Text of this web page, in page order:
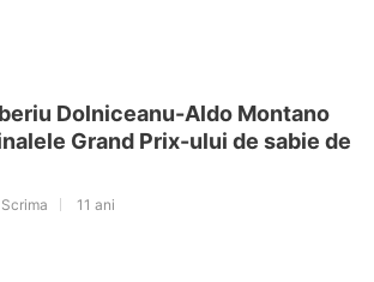
Dolniceanu-Aldo Montano
Grand Prix-ului de sabie de
11 ani